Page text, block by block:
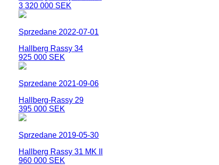
3 320 000 SEK
Sprzedane 2022-07-01
Hallberg Rassy 34
925 000 SEK
Sprzedane 2021-09-06
Hallberg-Rassy 29
395 000 SEK
Sprzedane 2019-05-30
Hallberg Rassy 31 MK II
960 000 SEK